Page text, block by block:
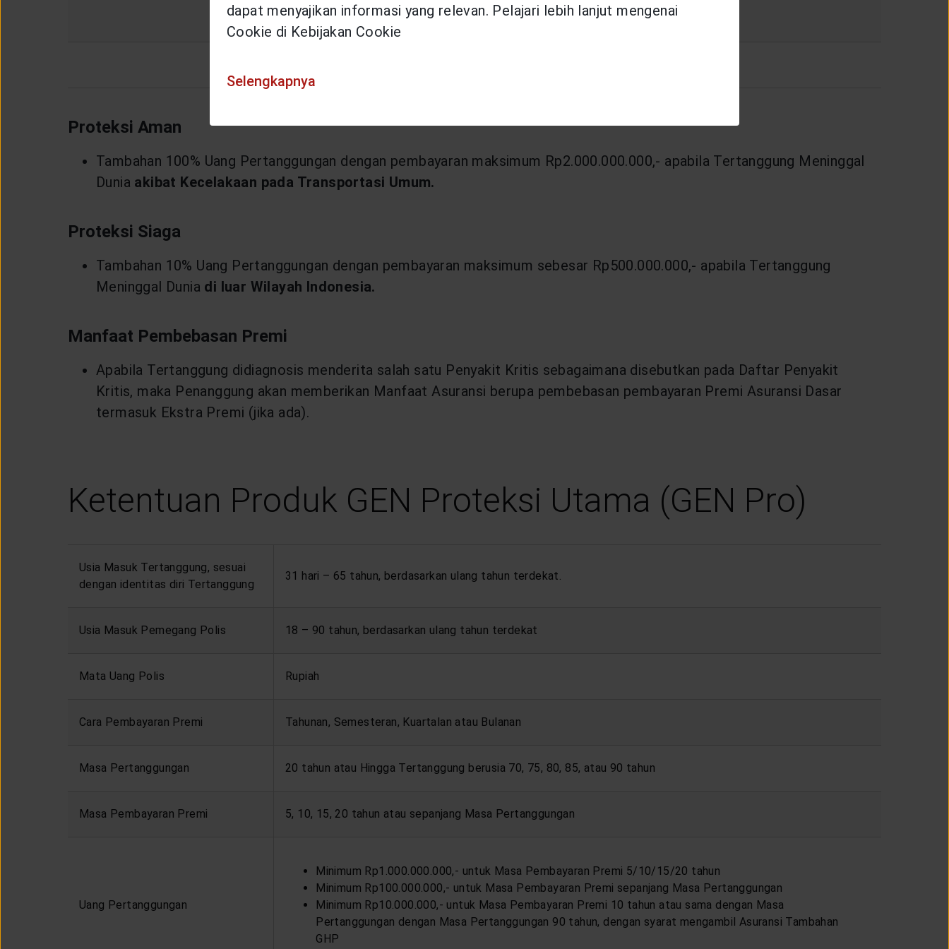
3 tahun s/d < 4 tahun 80%
Proteksi Aman
Tambahan 100% Uang Pertanggungan dengan pembayaran maksimum Rp2.000.000.000,- apabila Tertanggung Meninggal
Dunia akibat Kecelakaan pada Transportasi Umum.
Proteksi Siaga
Tambahan 10% Uang Pertanggungan dengan pembayaran maksimum sebesar Rp500.000.000,- apabila Tertanggung
Meninggal Dunia di luar Wilayah Indonesia.
Manfaat Pembebasan Premi
Apabila Tertanggung didiagnosis menderita salah satu Penyakit Kritis sebagaimana disebutkan pada Daftar Penyakit
Kritis, maka Penanggung akan memberikan Manfaat Asuransi berupa pembebasan pembayaran Premi Asuransi Dasar
termasuk Ekstra Premi (jika ada).
Ketentuan Produk GEN Proteksi Utama (GEN Pro)
Usia Masuk Tertanggung, sesuai
dengan identitas diri Tertanggung
31 hari – 65 tahun, berdasarkan ulang tahun terdekat.
Usia Masuk Pemegang Polis 18 – 90 tahun, berdasarkan ulang tahun terdekat
Mata Uang Polis Rupiah
Cara Pembayaran Premi Tahunan, Semesteran, Kuartalan atau Bulanan
Masa Pertanggungan 20 tahun atau Hingga Tertanggung berusia 70, 75, 80, 85, atau 90 tahun
Masa Pembayaran Premi 5, 10, 15, 20 tahun atau sepanjang Masa Pertanggungan
Uang Pertanggungan
Minimum Rp1.000.000.000,- untuk Masa Pembayaran Premi 5/10/15/20 tahun
Minimum Rp100.000.000,- untuk Masa Pembayaran Premi sepanjang Masa Pertanggungan
Minimum Rp10.000.000,- untuk Masa Pembayaran Premi 10 tahun atau sama dengan Masa
Pertanggungan dengan Masa Pertanggungan 90 tahun, dengan syarat mengambil Asuransi Tambahan
GHP
dapat menyajikan informasi yang relevan. Pelajari lebih lanjut mengenai
Cookie di Kebijakan Cookie
Selengkapnya